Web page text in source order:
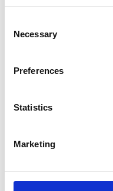
Selection
Necessary
Preferences
Statistics
Marketing
Zahraniční
Itálie